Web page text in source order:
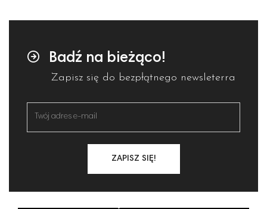
Badź na bieżąco!
Zapisz się do bezpłątnego newsleterra
ZAPISZ SIĘ!